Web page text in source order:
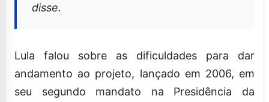
disse.
Lula falou sobre as dificuldades para dar
andamento ao projeto, lançado em 2006, em
seu segundo mandato na Presidência da